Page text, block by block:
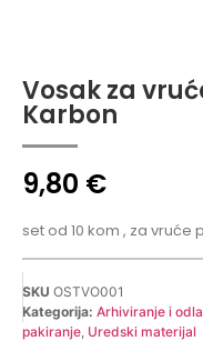
Vosak za
Karbon
9,80 €
set od 10 kom , za vruće
SKU OSTVO001
Kategorija: Arhiviranje i
pakiranje Uredski materijal